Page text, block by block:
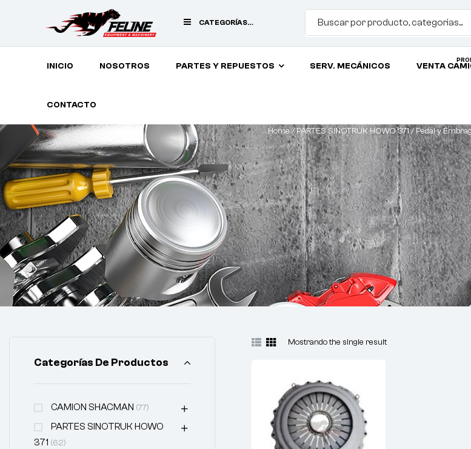
CATEGORÍAS
INICIO NOSOTROS PARTES Y REPUESTOS SERV. MECÁNICOS VENTA
CONTACTO
Home/PARTES SINOTRUK HOWO 371/Pedal y
Mostrando the single result
Categorías De Productos
CAMION SHACMAN (77)
PARTES SINOTRUK HOWO
371 (62)